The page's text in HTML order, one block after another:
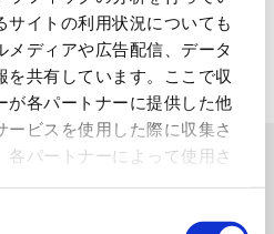
サイトの利用状況についても
ディアや広告配信、データ
共有しています。ここで収
が各パートナーに提供した他
ビスを使用した際に収集さ
パートナーによって使用さ
索する